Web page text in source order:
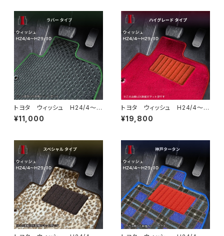
トヨタ ウィッシュ H24/4〜2
9/10 20系 後期 フロアマ
ット一式 カーマット 防水 ラ
¥11,000
トヨタ ウィッシュ H24/4〜2
9/10 20系 後期 フロアマ
ット一式 カーマット ハイグレ
¥19,800